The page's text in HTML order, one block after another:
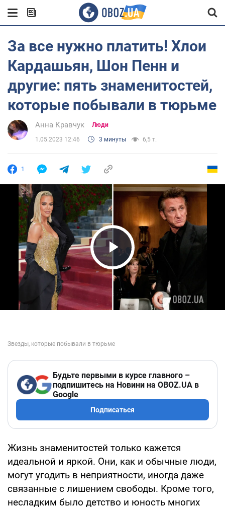
За все нужно платить! Хлои
Кардашьян, Шон Пенн и
другие: пять знаменитостей,
которые побывали в тюрьме
Анна Кравчук Люди
1.05.2023 12:46 3 минуты 6,5 т.
1
Play Video
Будьте первыми в курсе главного –
подпишитесь на Новини на OBOZ.UA в
Google
Подписаться
Жизнь знаменитостей только кажется
идеальной и яркой. Они, как и обычные люди,
могут угодить в неприятности, иногда даже
связанные с лишением свободы. Кроме того,
несладким было детство и юность многих